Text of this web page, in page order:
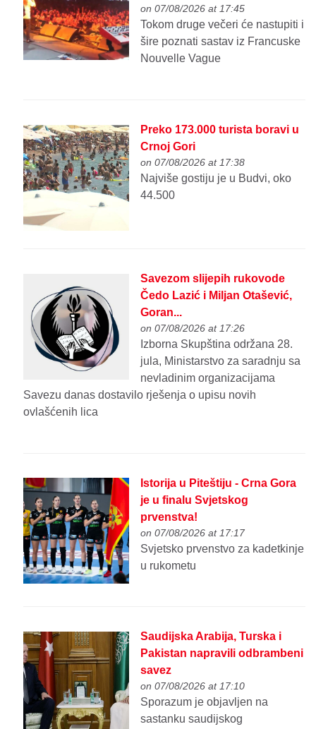
on 07/08/2026 at 17:45
Tokom druge večeri će nastupiti i
šire poznati sastav iz Francuske
Nouvelle Vague
Preko 173.000 turista boravi u
Crnoj Gori
on 07/08/2026 at 17:38
Najviše gostiju je u Budvi, oko
44.500
Savezom slijepih rukovode
Čedo Lazić i Miljan Otašević,
Goran...
on 07/08/2026 at 17:26
Izborna Skupština održana 28.
jula, Ministarstvo za saradnju sa
nevladinim organizacijama
Savezu danas dostavilo rješenja o upisu novih
ovlašćenih lica
Istorija u Piteštiju - Crna Gora
je u finalu Svjetskog
prvenstva!
on 07/08/2026 at 17:17
Svjetsko prvenstvo za kadetkinje
u rukometu
Saudijska Arabija, Turska i
Pakistan napravili odbrambeni
savez
on 07/08/2026 at 17:10
Sporazum je objavljen na
sastanku saudijskog